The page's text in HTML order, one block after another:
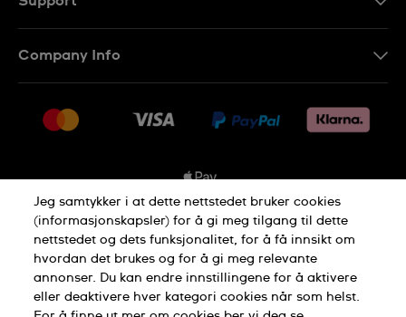
Returer
Company Info
Jobs
Privacy Policy Cookie Notice
Terms of use
Jeg samtykker i at dette nettstedet bruker cookies
(informasjonskapsler) for å gi meg tilgang til dette
nettstedet og dets funksjonalitet, for å få innsikt om
hvordan det brukes og for å gi meg relevante
annonser. Du kan endre innstillingene for å aktivere
eller deaktivere hver kategori cookies når som helst.